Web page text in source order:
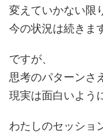
変えていかない限
今の状況は続きま
ですが、
思考のパターンさ
現実は面白いよう
わたしのセッショ